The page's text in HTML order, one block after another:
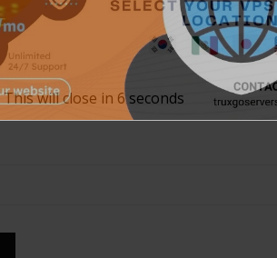
This will close in 5seconds